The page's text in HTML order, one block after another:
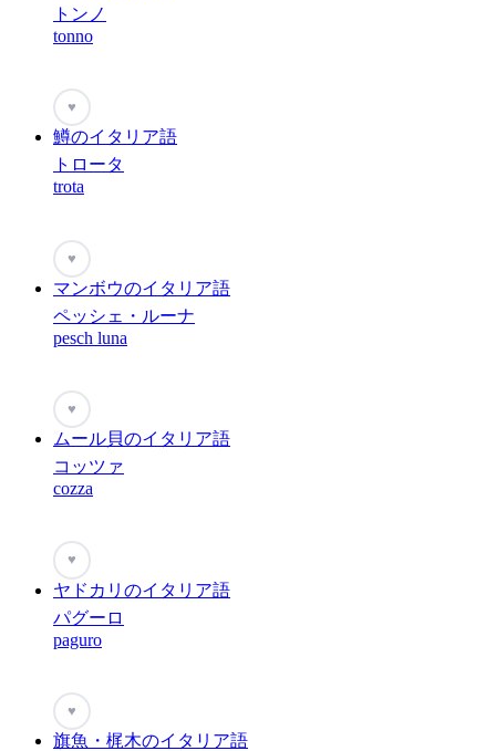
トンノ
tonno
♥
鱒のイタリア語
トロータ
trota
♥
マンボウのイタリア語
ペッシェ・ルーナ
pesch luna
♥
ムール貝のイタリア語
コッツァ
cozza
♥
ヤドカリのイタリア語
パグーロ
paguro
♥
旗魚・梶木のイタリア語